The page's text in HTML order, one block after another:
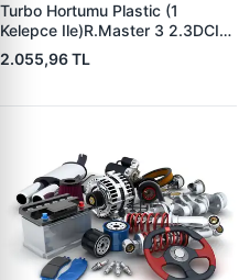
Turbo Hortumu Plastic (1
Kelepce Ile)R.Master 3 2.3DCI
M9T (Çift Teker Araclar Icin)
2010- | BREVETTE RN8403 |
8200753439
2.055,96 TL